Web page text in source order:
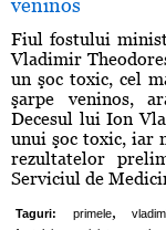
veninos
Fiul fostului
Vladimir
un şoc toxic, cel
şarpe veninos,
Decesul lui Ion
unui şoc toxic, iar
rezultatelor
Serviciul de
Taguri: primele,